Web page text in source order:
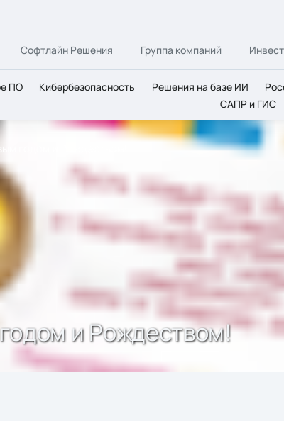
Софтлайн Решения Группа компаний
ПО Кибербезопасность Решения на базе ИИ
САПР и ГИС
годом и Рождеством!
и Рождеством!